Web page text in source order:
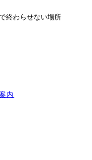
終わらせない場所
内